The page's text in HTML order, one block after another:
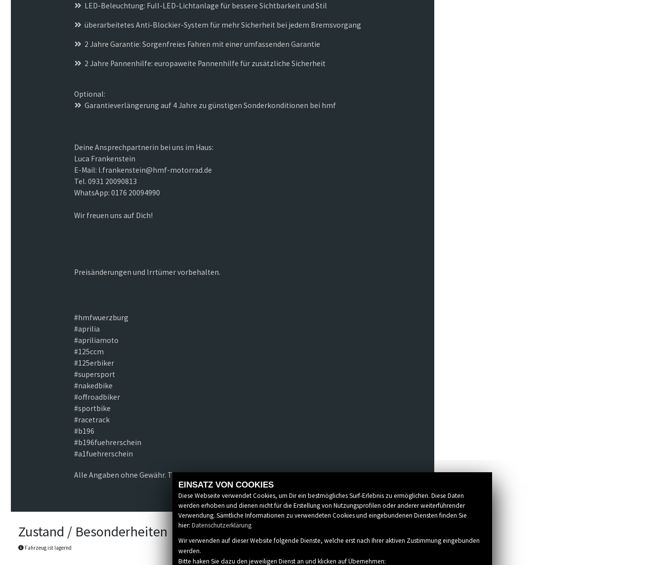
LED-Beleuchtung: Full-LED-Lichtanlage für bessere Sichtbarkeit und Stil
überarbeitetes Anti-Blockier-System für mehr Sicherheit bei jedem Bremsvorgang
2 Jahre Garantie: Sorgenfreies Fahren mit einer umfassenden Garantie
2 Jahre Pannenhilfe: europaweite Pannenhilfe für zusätzliche Sicherheit
Optional:
Garantieverlängerung auf 4 Jahre zu günstigen Sonderkonditionen bei hmf
Deine Ansprechpartnerin bei uns im Haus:
Luca Frankenstein
E-Mail: l.frankenstein@hmf-motorrad.de
Tel. 0931 20090813
WhatsApp: 0176 20094990
Wir freuen uns auf Dich!
Preisänderungen und Irrtümer vorbehalten.
#hmfwuerzburg
#aprilia
#apriliamoto
#125ccm
#125erbiker
#supersport
#nakedbike
#offroadbiker
#sportbike
#racetrack
#b196
#b196fuehrerschein
#a1fuehrerschein
Alle Angaben ohne Gewähr. Tippfehler und Irrtümer vorbehalten.
Zustand / Besonderheiten
Fahrzeug ist lagernd
EINSATZ VON COOKIES
Diese Webseite verwendet Cookies, um Dir ein bestmögliches Surf-Erlebnis zu ermöglichen. Diese Daten
werden erhoben und dienen nicht für die Erstellung von Nutzungsprofilen oder anderer weiterführender
Verwendung. Sämtliche Informationen zu verwendeten Cookies und eingebundenen Diensten finden Sie
hier: Datenschutzerklärung
Wir verwenden auf dieser Website folgende Dienste, welche erst nach Ihrer aktiven Zustimmung eingebunden
werden.
Bitte haken Sie dazu den jeweiligen Dienst an und klicken auf Übernehmen: